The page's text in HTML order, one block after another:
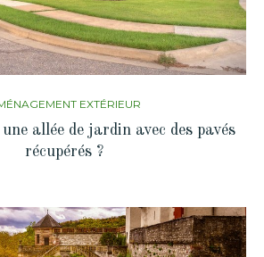
EXTÉRIEUR
allée de jardin avec des pavés
récupérés ?